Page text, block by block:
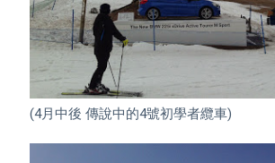
(4月中後 傳說中的4號初學者纜車)